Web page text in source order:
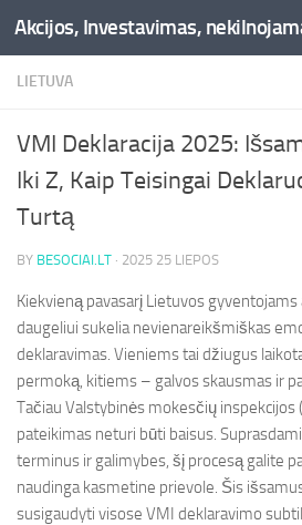
Skip to content
LIETUVA
VMI Deklaracija 2025:
Iki Z, Kaip Teisingai
Turtą
BY BESOCIAI.LT · 2025 25 LIEPOS
Kiekvieną pavasarį Lietuvos
daugeliui sukelia nevienareikšmiškas
deklaravimas. Vieniems tai džiugus
permoką, kitiems – galvos skausmas ir
Tačiau Valstybinės mokesčių inspekcijos
pateikimas neturi būti baisus.
terminus ir galimybes, šį procesą galite
naudinga kasmetine prievole. Šis
susigaudyti visose VMI deklaravimo